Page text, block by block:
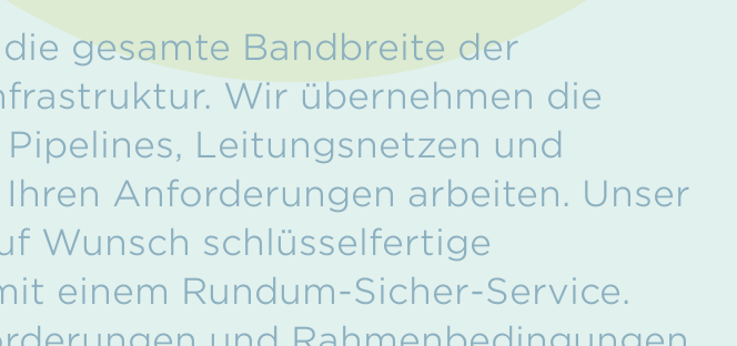
gesamte Bandbreite der
Wir übernehmen die
Leitungsnetzen und
Anforderungen arbeiten. Unser
Wunsch schlüsselfertige
einem Rundum-Sicher-Service.